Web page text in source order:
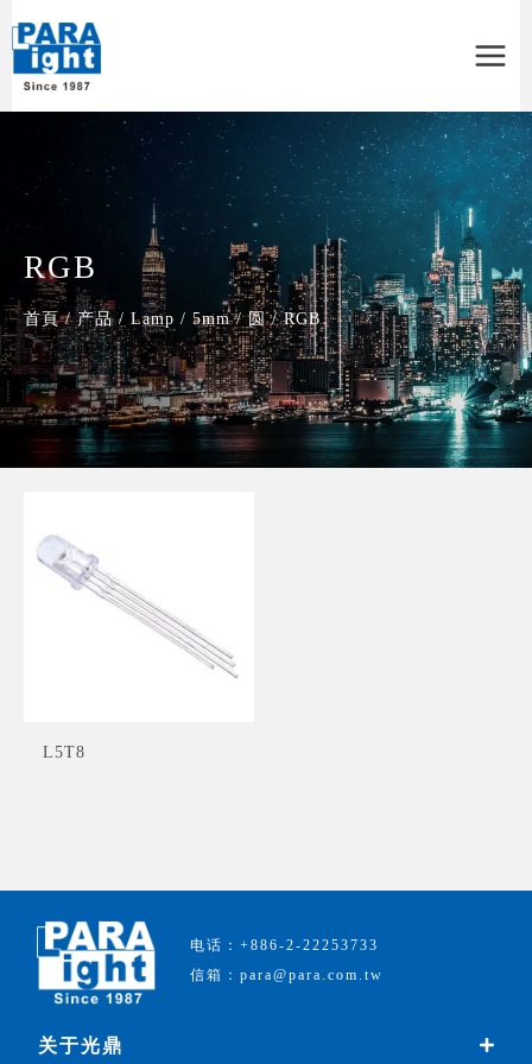
Menu
RGB
首頁 / 产品 / Lamp / 5mm / 圆 / RGB
L5T8
电话：+886-2-22253733
信箱：para@para.com.tw
关于光鼎